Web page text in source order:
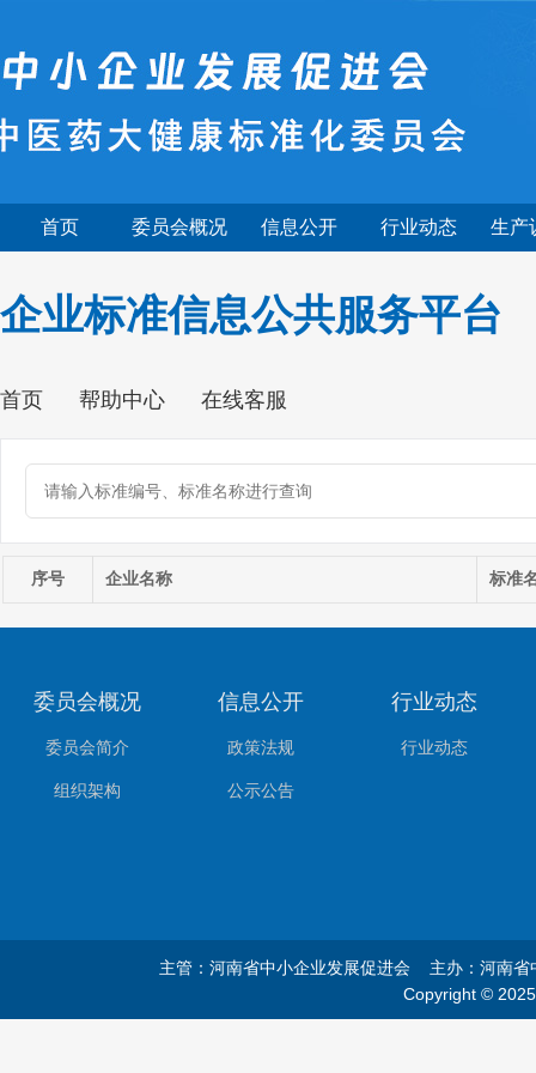
首页 委员会概况 信息公开 行业动态 生产
企业标准信息公共服务平台
首页 帮助中心 在线客服
序号 企业名称 标准
委员会概况
委员会简介
组织架构
信息公开
政策法规
公示公告
行业动态
行业动态
主管：河南省中小企业发展促进会 主办：河南
Copyright ©